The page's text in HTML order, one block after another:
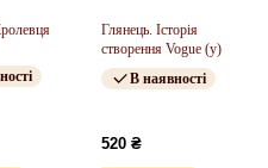
Глянець. Історія
створення Vogue (у)
В наявності
520 ₴